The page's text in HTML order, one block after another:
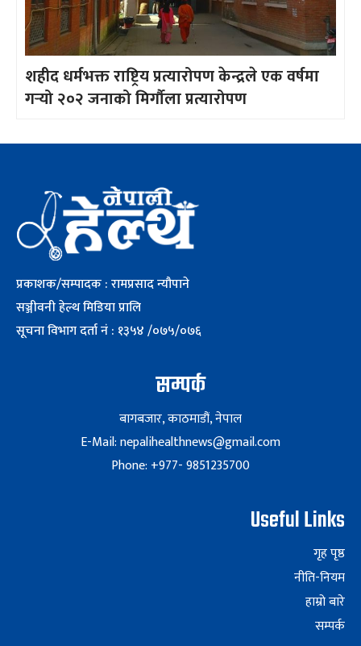
शहीद धर्मभक्त राष्ट्रिय प्रत्यारोपण केन्द्रले एक वर्षमा
गर्‍यो २०२ जनाको मिर्गौला प्रत्यारोपण
प्रकाशक/सम्पादक : रामप्रसाद न्यौपाने
सञ्जीवनी हेल्थ मिडिया प्रालि
सूचना विभाग दर्ता नं : १३५४ /०७५/०७६
सम्पर्क
बागबजार, काठमाडौं, नेपाल
E-Mail: nepalihealthnews@gmail.com
Phone: +977- 9851235700
Useful Links
गृह पृष्ठ
नीति-नियम
हाम्रो बारे
सम्पर्क